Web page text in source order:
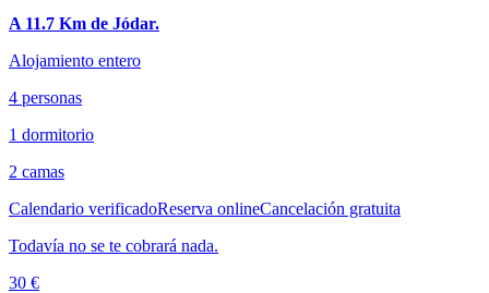
A 11.7 Km de Jódar.
Alojamiento entero
4 personas
1 dormitorio
2 camas
Calendario verificadoReserva onlineCancelación gratuita
Todavía no se te cobrará nada.
30 €